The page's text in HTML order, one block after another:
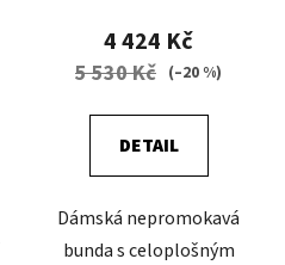
4 424 Kč
5 530 Kč (–20 %)
DETAIL
Dámská nepromokavá
bunda s celoplošným